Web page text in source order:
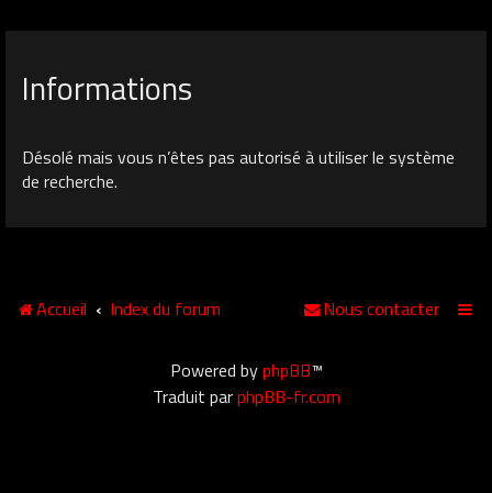
Informations
Désolé mais vous n’êtes pas autorisé à utiliser le système
de recherche.
Accueil Index du forum Nous contacter
Powered byphpBB™
Traduit parphpBB-fr.com